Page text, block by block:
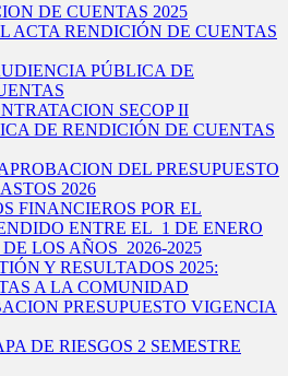
DE CUENTAS 2025
ACTA RENDICIÓN DE CUENTAS
PÚBLICA DE
SECOP II
DE RENDICIÓN DE CUENTAS
DEL PRESUPUESTO
2026
FINANCIEROS POR EL
ENTRE EL 1 DE ENERO
LOS AÑOS 2026-2025
Y RESULTADOS 2025:
A LA COMUNIDAD
PRESUPUESTO VIGENCIA
DE RIESGOS 2 SEMESTRE